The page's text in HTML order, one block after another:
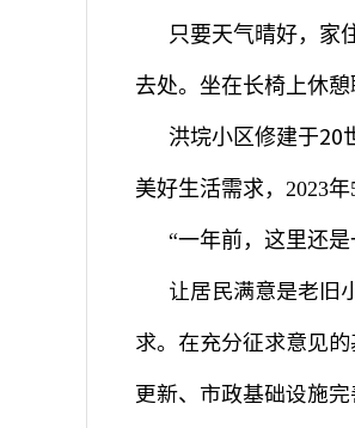
只要天气晴好，家
去处。坐在长椅上休
洪垸小区修建于20
美好生活需求， 2023年
“一年前，这里还
让居民满意是老旧
求。在充分征求意见
更新、市政基础设施